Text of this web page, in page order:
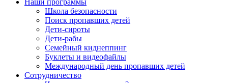
Наши программы
Школа безопасности
Поиск пропавших детей
Дети-сироты
Дети-рабы
Семейный киднеппинг
Буклеты и видеофайлы
Международный день пропавших детей
Сотрудничество